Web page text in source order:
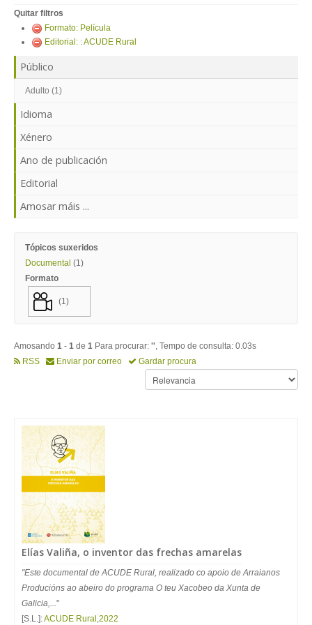
Quitar filtros
Formato: Película
Editorial: : ACUDE Rural
Público
Adulto (1)
Idioma
Xénero
Ano de publicación
Editorial
Amosar máis ...
Tópicos suxeridos
Documental (1)
Formato
(1)
Amosando 1 - 1 de 1 Para procurar: '', Tempo de consulta: 0.03s
RSS
Enviar por correo Gardar procura
Elías Valiña, o inventor das frechas amarelas
"Este documental de ACUDE Rural, realizado co apoio de Arraianos
Producións ao abeiro do programa O teu Xacobeo da Xunta de
Galicia,..."
[S.L.]:ACUDE Rural ,2022